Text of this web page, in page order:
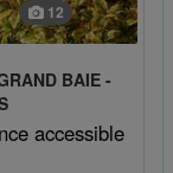
12
BAIE -
accessible